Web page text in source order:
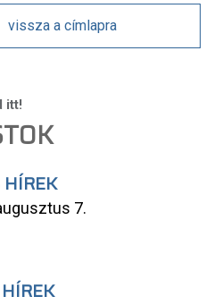
vissza a címlapra
HÍREK
7.